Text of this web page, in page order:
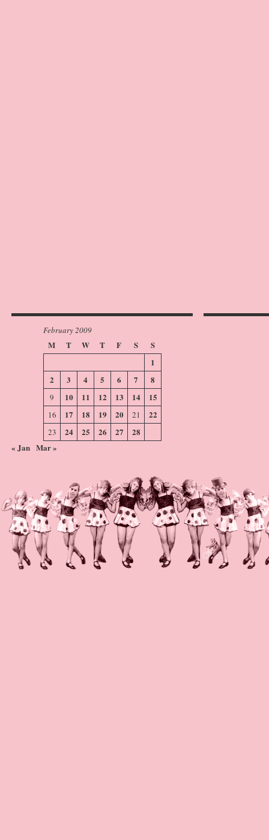
February 2009
M T W T F S
S
1
2
3 4 5 6 7 8
9 10 11 12 13 14 15
16 17 18 19 20 21 22
23 24 25 26 27
28
« Jan Mar »